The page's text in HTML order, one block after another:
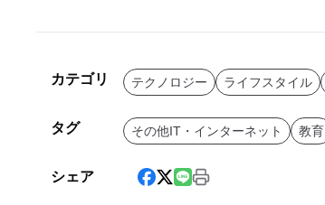
カテゴリ テクノロジー ライフスタイル
タグ その他IT・インターネット 教育
シェア